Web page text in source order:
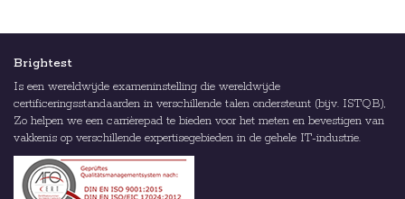
Brightest
Is een wereldwijde exameninstelling die wereldwijde
certificeringsstandaarden in verschillende talen ondersteunt (bijv. ISTQB),
Zo helpen we een carrièrepad te bieden voor het meten en bevestigen van
vakkenis op verschillende expertisegebieden in de gehele IT-industrie.